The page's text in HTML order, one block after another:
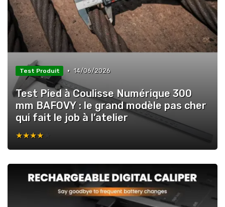
Test Produit • 14/06/2026
Test Pied à Coulisse Numérique 300
mm BAFOVY : le grand modèle pas cher
qui fait le job à l’atelier
★★★★★
★★★★★